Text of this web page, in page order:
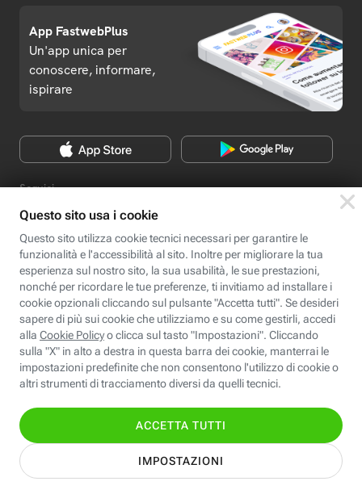
App FastwebPlus
Un'app unica per
conoscere, informare,
ispirare
Seguici
Scopri Fastweb
Chi siamo
Credits e note legali
Formazione
Fastweb Digital Academy